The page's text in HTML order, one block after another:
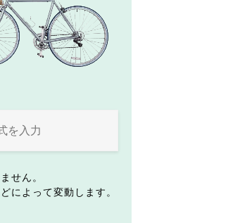
せん。
によって変動します。